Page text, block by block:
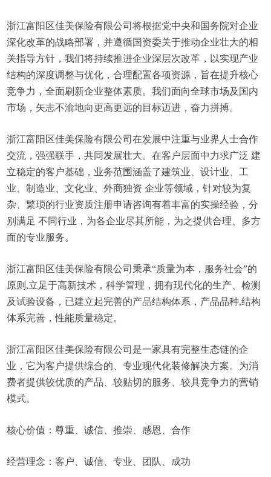
浙江富阳区佳美保险有限公司将根据党中央和国务院对企业
深化改革的战略部署，并遵循国资委关于推动企业壮大的相
关指导方针，我们将持续推进企业深层次改革，以实现产业
结构的深度调整与优化，合理配置各项资源，旨在提升核心
竞争力，全面刷新企业整体素质。我们面向全球市场及国内
市场，矢志不渝地向更高更远的目标迈进，奋力拼搏。
浙江富阳区佳美保险有限公司在发展中注重与业界人士合作
交流，强强联手，共同发展壮大。在客户层面中力求广泛 建
立稳定的客户基础，业务范围涵盖了建筑业、设计业、工
业、制造业、文化业、外商独资 企业等领域，针对较为复
杂、繁琐的行业资质注册申请咨询有着丰富的实操经验，分
别满足 不同行业，为各企业尽其所能，为之提供合理、多方
面的专业服务。
浙江富阳区佳美保险有限公司秉承“质量为本，服务社会”的
原则,立足于高新技术，科学管理，拥有现代化的生产、检测
及试验设备，已建立起完善的产品结构体系，产品品种,结构
体系完善，性能质量稳定。
浙江富阳区佳美保险有限公司是一家具有完整生态链的企
业，它为客户提供综合的、专业现代化装修解决方案。为消
费者提供较优质的产品、较贴切的服务、较具竞争力的营销
模式。
核心价值：尊重、诚信、推崇、感恩、合作
经营理念：客户、诚信、专业、团队、成功